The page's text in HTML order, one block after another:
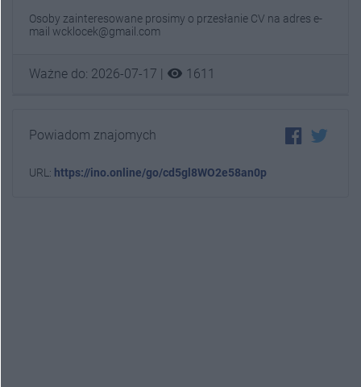
Osoby zainteresowane prosimy o przesłanie CV na adres e-
mail wcklocek@gmail.com
Ważne do: 2026-07-17 | visibility 1611
Powiadom znajomych
URL: https://ino.online/go/cd5gl8WO2e58an0p